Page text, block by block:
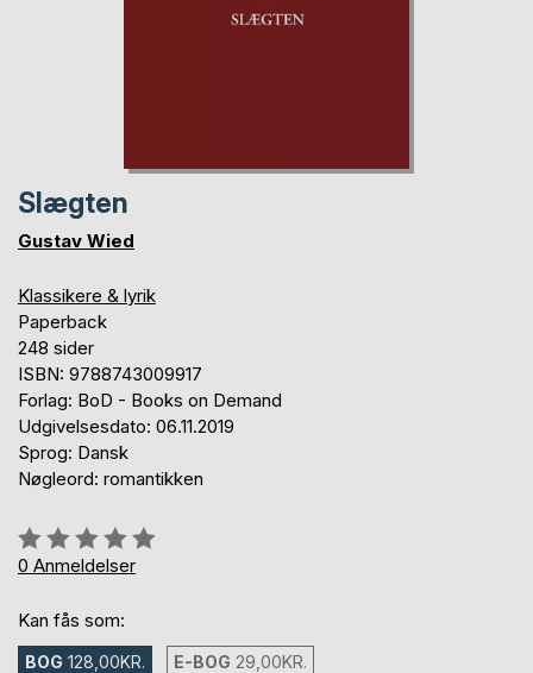
Slægten
Gustav Wied
Klassikere & lyrik
Paperback
248 sider
ISBN: 9788743009917
Forlag: BoD - Books on Demand
Udgivelsesdato: 06.11.2019
Sprog: Dansk
Nøgleord: romantikken
Anmeldelse::
0%
0 Anmeldelser
Kan fås som:
BOG 128,00KR. E-BOG 29,00KR.